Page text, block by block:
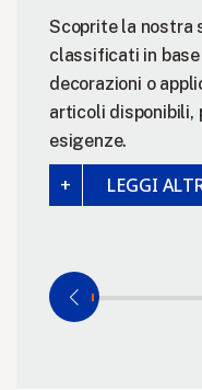
Scoprite la nostra
classificati in
decorazioni o
articoli disponibili,
esigenze.
LEGGI